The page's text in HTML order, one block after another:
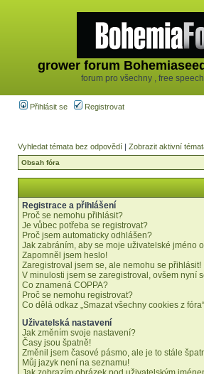
grower forum
forum pro všechny , free
Přihlásit se Registrovat
Vyhledat témata bez odpovědí | Zobrazit aktivní
Obsah fóra
Registrace a přihlášení
Proč se nemohu přihlásit?
Je vůbec potřeba se registrovat?
Proč jsem automaticky odhlášen?
Jak zabráním, aby se moje uživatelské jméno
Zapomněl jsem heslo!
Zaregistroval jsem se, ale nemohu se přihlásit!
V minulosti jsem se zaregistroval, ovšem nyní
Co znamená COPPA?
Proč se nemohu registrovat?
Co dělá odkaz „Smazat všechny cookies z
Uživatelská nastavení
Jak změním svoje nastavení?
Časy jsou špatně!
Změnil jsem časové pásmo, ale je to stále
Můj jazyk není na seznamu!